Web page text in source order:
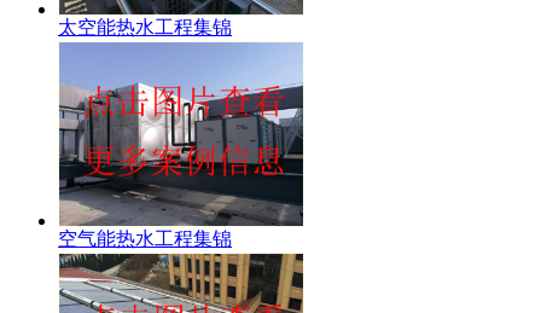
太空能热水工程集锦
空气能热水工程集锦